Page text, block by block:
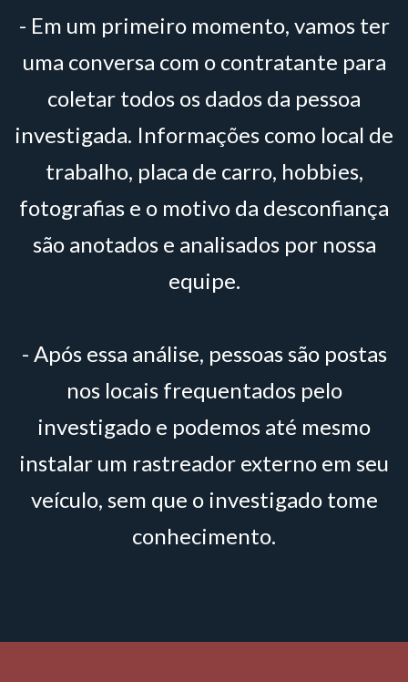
- Em um primeiro momento, vamos ter
uma conversa com o contratante para
coletar todos os dados da pessoa
investigada. Informações como local de
trabalho, placa de carro, hobbies,
fotografias e o motivo da desconfiança
são anotados e analisados por nossa
equipe.
- Após essa análise, pessoas são postas
nos locais frequentados pelo
investigado e podemos até mesmo
instalar um rastreador externo em seu
veículo, sem que o investigado tome
conhecimento.